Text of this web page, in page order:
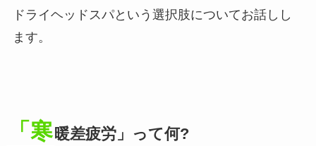
ドライヘッドスパという選択肢についてお話しし
ます。
「寒暖差疲労」って何?